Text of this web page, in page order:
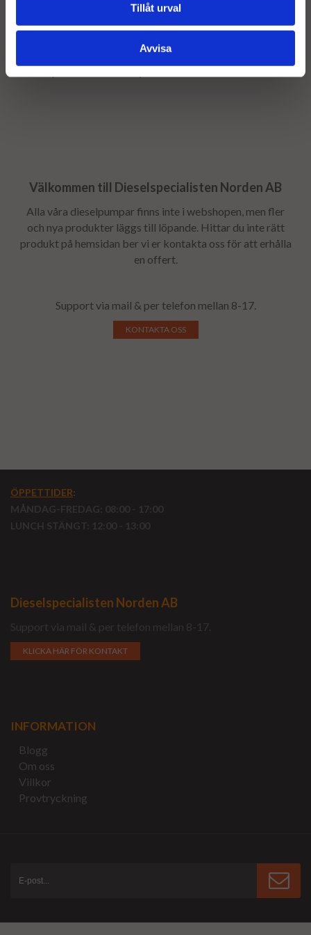
Tillåt urval
Avvisa
Som en säkerhet för att få tillbaka er gamla stomme tar vi
stommen returneras - Returfrakten bokas av
Välkommen till Dieselspecialisten Norden AB
Alla våra dieselpumpar finns inte i webshopen, men fler
och nya produkter läggs till löpande. Hittar du inte rätt
produkt på hemsidan ber vi er kontakta oss för att erhålla
en offert.
Support via mail & per telefon mellan 8-17.
KONTAKTA OSS
ÖPPETTIDER:
MÅNDAG-FREDAG: 08:00 - 17:00
LUNCH STÄNGT: 12:00 - 13:00
Dieselspecialisten Norden AB
Support via mail & per telefon mellan 8-17.
KLICKA HÄR FÖR KONTAKT
INFORMATION
Blogg
Om oss
Villkor
Provtryckning